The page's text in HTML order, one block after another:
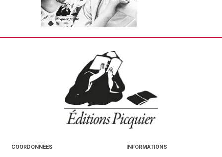
COORDONNÉES INFORMATIONS